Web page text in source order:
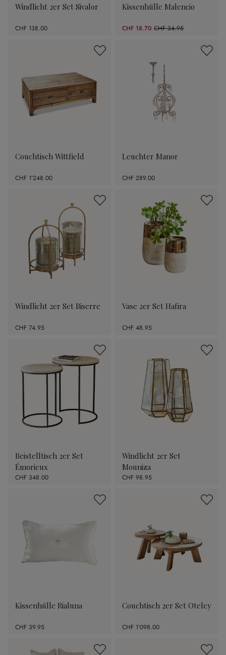
Windlicht 2er Set Sivalor
CHF 138.00
Kissenhülle Malencio
CHF 18.70 CHF 34.95
(46.49% gespart)
Couchtisch Wittfield
CHF 1’248.00
Leuchter Manor
CHF 289.00
Windlicht 2er Set Biserre
CHF 74.95
Vase 2er Set Hafira
CHF 48.95
Beistelltisch 2er Set
Émorieux
CHF 348.00
Windlicht 2er Set
Mouniza
CHF 98.95
Kissenhülle Rialuna
CHF 39.95
Couchtisch 2er Set Oteley
CHF 1’098.00